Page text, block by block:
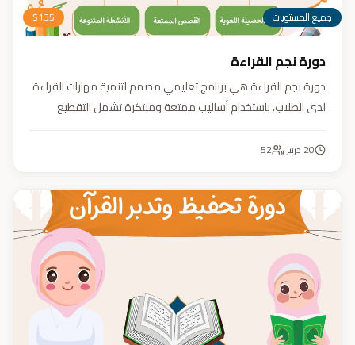
جميع المستويات $135
دورة نجم القراءة
دورة نجم القراءة هي برنامج تعليمي مصمم لتنمية مهارات القراءة
لدى الطلاب، باستخدام أساليب ممتعة ومبتكرة تشمل التقطيع
والمحادثات. يهدف البرنامج إلى تعزيز قدرات الطلاب في التمييز بين
20 درس 52